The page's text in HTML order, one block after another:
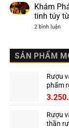
Cap
de
–
Cru
Khám
tinh túy
2 bình luậnở
–
bảo
đại
tinh
SẢN PHẨM
Rượu
phẩm
Rượu
thần